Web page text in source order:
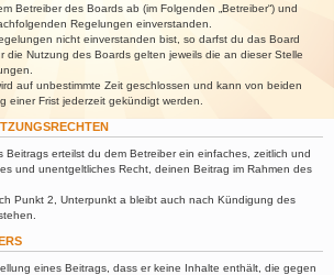
Betreiber des Boards ab (im Folgenden „Betreiber“) und
Regelungen einverstanden.
nicht einverstanden bist, so darfst du das Board
die Nutzung des Boards gelten jeweils die an dieser Stelle
auf unbestimmte Zeit geschlossen und kann von beiden
einer Frist jederzeit gekündigt werden.
Beitrags erteilst du dem Betreiber ein einfaches, zeitlich und
und unentgeltliches Recht, deinen Beitrag im Rahmen des
Punkt 2, Unterpunkt a bleibt auch nach Kündigung des
eines Beitrags, dass er keine Inhalte enthält, die gegen